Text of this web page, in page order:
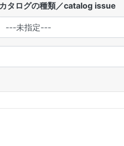
カタログの種類／catalog issue